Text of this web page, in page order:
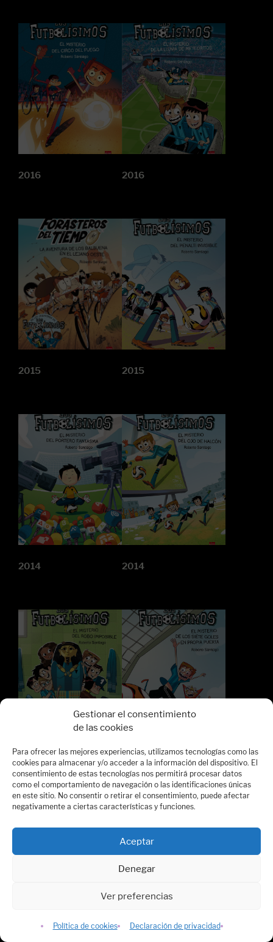
Gestionar el consentimiento
de las cookies
Para ofrecer las mejores experiencias, utilizamos tecnologías como las
cookies para almacenar y/o acceder a la información del dispositivo. El
consentimiento de estas tecnologías nos permitirá procesar datos
como el comportamiento de navegación o las identificaciones únicas
en este sitio. No consentir o retirar el consentimiento, puede afectar
negativamente a ciertas características y funciones.
Aceptar
Denegar
Ver preferencias
Política de cookies Declaración de privacidad
2016 2016
2015 2015
2014 2014
2014 2013